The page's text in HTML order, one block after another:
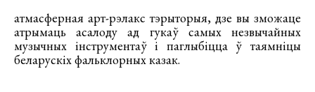
атмасферная арт-рэлакс тэрыторыя, дзе вы зможаце
атрымаць асалоду ад гукаў самых незвычайных
музычных інструментаў і паглыбіцца ў таямніцы
беларускіх фальклорных казак.